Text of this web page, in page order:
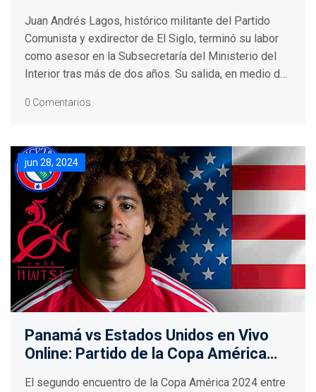
Juan Andrés Lagos, histórico militante del Partido
Comunista y exdirector de El Siglo, terminó su labor
como asesor en la Subsecretaría del Ministerio del
Interior tras más de dos años. Su salida, en medio de
dentro como fuera del PC.
0 Comentarios
jun 28, 2024
Panamá vs Estados Unidos en Vivo
Online: Partido de la Copa América
El segundo encuentro de la Copa América 2024 entre